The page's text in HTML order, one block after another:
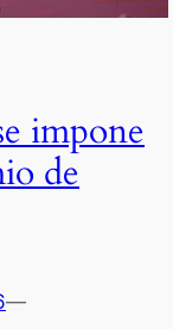
impone
de
—